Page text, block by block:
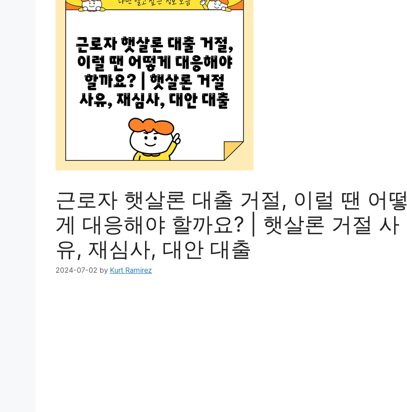
근로자 햇살론 대출 거절, 이럴 땐 어떻
게 대응해야 할까요? | 햇살론 거절 사
유, 재심사, 대안 대출
2024-07-02 by Kurt Ramirez